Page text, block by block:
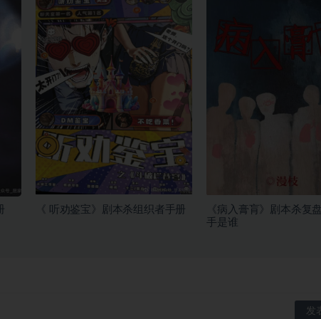
《 听劝鉴宝》剧本杀组织者手册
《病入膏肓》剧本杀复
手是谁